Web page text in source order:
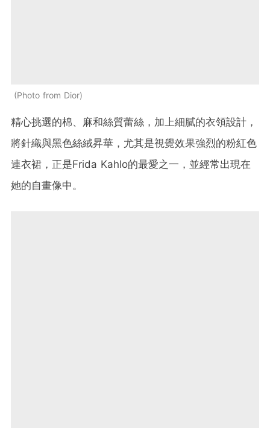
Photo from Dior
精心挑選的棉、麻和絲質蕾絲，加上細膩的衣領設計，
將針織與黑色絲絨昇華，尤其是視覺效果強烈的粉紅色
連衣裙，正是Frida Kahlo的最愛之一，並經常出現在
她的自畫像中。